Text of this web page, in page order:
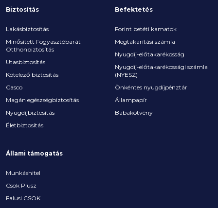
Biztosítás
Lakásbiztosítás
Minősített Fogyasztóbarát
Otthonbiztosítás
Utasbiztosítás
Kötelező biztosítás
Casco
Magán egészségbiztosítás
Nyugdíjbiztosítás
Életbiztosítás
Befektetés
Forint betéti kamatok
Megtakarítási számla
Nyugdíj-előtakarékosság
Nyugdíj-előtakarékossági számla
(NYESZ)
Önkéntes nyugdíjpénztár
Állampapír
Babakötvény
Állami támogatás
Munkáshitel
Csok Plusz
Falusi CSOK